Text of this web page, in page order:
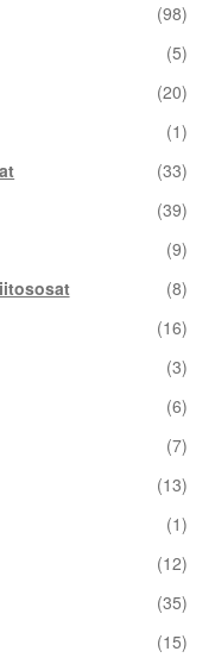
(98)
(5)
(20)
(1)
(33)
(39)
(9)
(8)
(16)
(3)
(6)
(7)
(13)
(1)
(12)
(35)
(15)